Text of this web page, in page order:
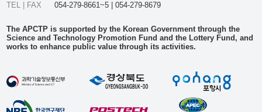
TEL | FAX
054-279-8661~5 | 054-279-8679
The APCTP is supported by the Korean Government through the
Science and Technology Promotion Fund and the Lottery Fund, and
works to enhance public value through its activities.